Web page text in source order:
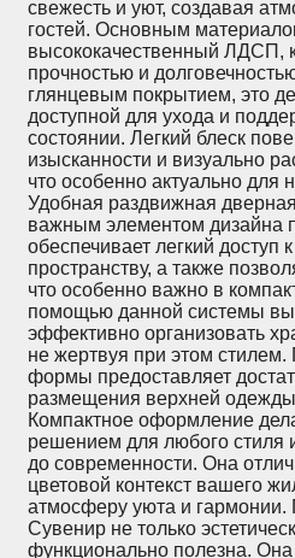
свежесть и уют, создавая
гостей. Основным
высококачественный ЛДСП,
прочностью и
глянцевым покрытием, это
доступной для ухода и
состоянии. Легкий блеск
изысканности и визуально
что особенно актуально для
Удобная раздвижная
важным элементом дизайна
обеспечивает легкий доступ
пространству, а также
что особенно важно в
помощью данной системы
эффективно организовать
не жертвуя при этом
формы предоставляет
размещения верхней
Компактное оформление
решением для любого стиля
до современности. Она
цветовой контекст вашего
атмосферу уюта и гармонии.
Сувенир не только
функционально полезна.